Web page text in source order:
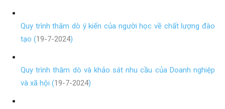
Quy trình thăm dò ý kiến của người học về chất lượng đào
tạo (19-7-2024)
Quy trình thăm dò và khảo sát nhu cầu của Doanh nghiệp
và xã hội (19-7-2024)